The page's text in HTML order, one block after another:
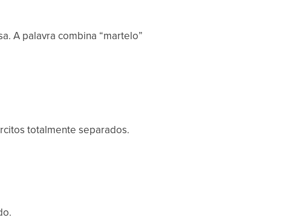
A palavra combina “martelo”
totalmente separados.